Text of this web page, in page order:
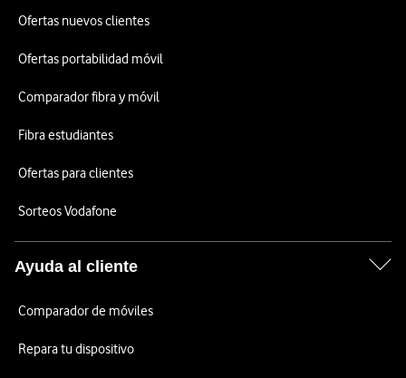
Ofertas nuevos clientes
Ofertas portabilidad móvil
Comparador fibra y móvil
Fibra estudiantes
Ofertas para clientes
Sorteos Vodafone
Ayuda al cliente
Comparador de móviles
Repara tu dispositivo